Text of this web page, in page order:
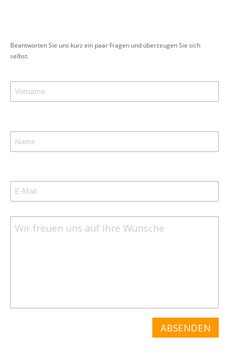
Beantworten Sie uns kurz ein paar Fragen und überzeugen Sie sich
selbst.